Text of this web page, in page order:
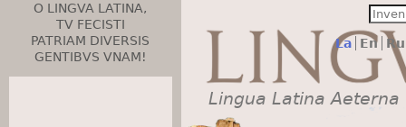
O LINGVA LATINA,
TV FECISTI
PATRIAM DIVERSIS
GENTIBVS VNAM!
La En Ru
Lingua Latina Aeterna